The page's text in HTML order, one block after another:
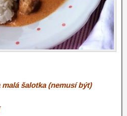
malá šalotka (nemusí být)